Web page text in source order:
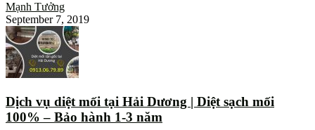
Mạnh Tưởng
September 7, 2019
Dịch vụ diệt mối tại Hải Dương | Diệt sạch mối
100% – Bảo hành 1-3 năm